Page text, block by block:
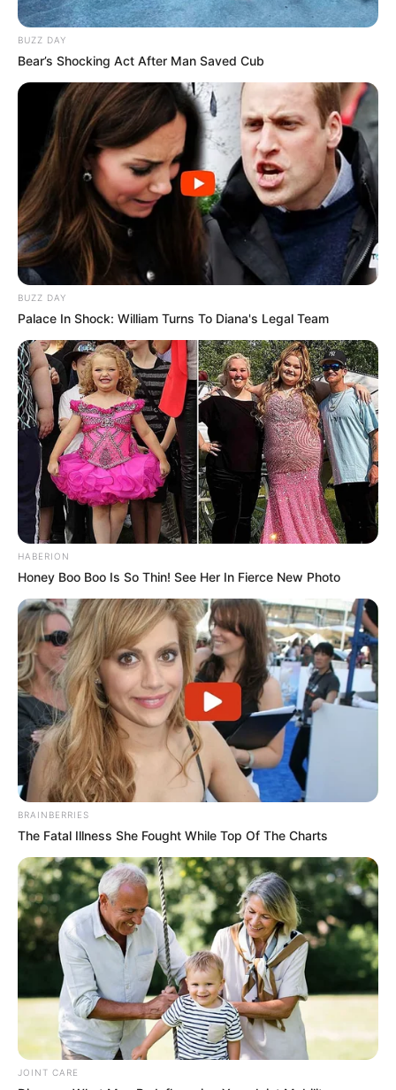
BUZZ DAY
Bear’s Shocking Act After Man Saved Cub
BUZZ DAY
Palace In Shock: William Turns To Diana's Legal Team
HABERION
Honey Boo Boo Is So Thin! See Her In Fierce New Photo
BRAINBERRIES
The Fatal Illness She Fought While Top Of The Charts
JOINT CARE